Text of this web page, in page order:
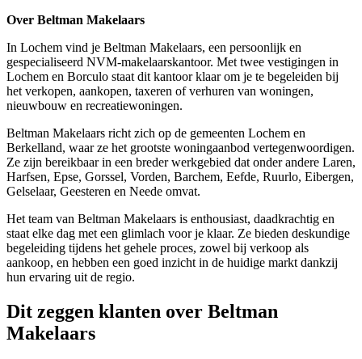
Over Beltman Makelaars
In Lochem vind je Beltman Makelaars, een persoonlijk en
gespecialiseerd NVM-makelaarskantoor. Met twee vestigingen in
Lochem en Borculo staat dit kantoor klaar om je te begeleiden bij
het verkopen, aankopen, taxeren of verhuren van woningen,
nieuwbouw en recreatiewoningen.
Beltman Makelaars richt zich op de gemeenten Lochem en
Berkelland, waar ze het grootste woningaanbod vertegenwoordigen.
Ze zijn bereikbaar in een breder werkgebied dat onder andere Laren,
Harfsen, Epse, Gorssel, Vorden, Barchem, Eefde, Ruurlo, Eibergen,
Gelselaar, Geesteren en Neede omvat.
Het team van Beltman Makelaars is enthousiast, daadkrachtig en
staat elke dag met een glimlach voor je klaar. Ze bieden deskundige
begeleiding tijdens het gehele proces, zowel bij verkoop als
aankoop, en hebben een goed inzicht in de huidige markt dankzij
hun ervaring uit de regio.
Dit zeggen klanten over Beltman
Makelaars